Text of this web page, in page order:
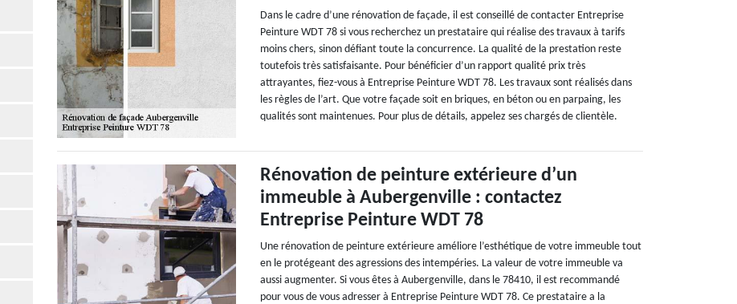
Dans le cadre d’une rénovation de façade, il est conseillé de contacter Entreprise
Peinture WDT 78 si vous recherchez un prestataire qui réalise des travaux à tarifs
moins chers, sinon défiant toute la concurrence. La qualité de la prestation reste
toutefois très satisfaisante. Pour bénéficier d’un rapport qualité prix très
attrayantes, fiez-vous à Entreprise Peinture WDT 78. Les travaux sont réalisés dans
les règles de l’art. Que votre façade soit en briques, en béton ou en parpaing, les
qualités sont maintenues. Pour plus de détails, appelez ses chargés de clientèle.
Rénovation de peinture extérieure d’un
immeuble à Aubergenville : contactez
Entreprise Peinture WDT 78
Une rénovation de peinture extérieure améliore l’esthétique de votre immeuble tout
en le protégeant des agressions des intempéries. La valeur de votre immeuble va
aussi augmenter. Si vous êtes à Aubergenville, dans le 78410, il est recommandé
pour vous de vous adresser à Entreprise Peinture WDT 78. Ce prestataire a la